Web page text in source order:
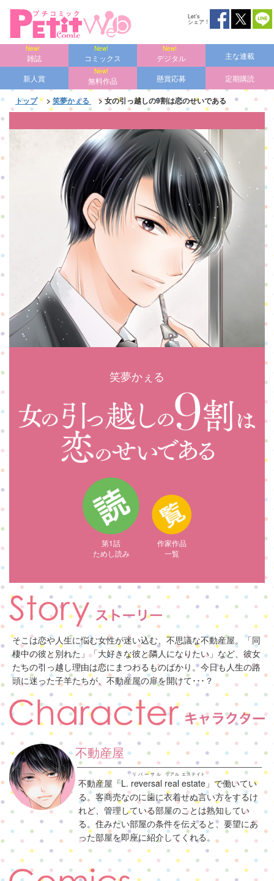
Let's
シェア !
雑誌 コミックス デジタル 主な連載
新人賞 無料作品 懸賞応募 定期購読
トップ> 笑夢かぇる > 女の引っ越しの9割は恋のせいである
笑夢かぇる
第1話
ためし読み
作家作品
一覧
そこは恋や人生に悩む女性が迷い込む、不思議な不動産屋。「同
棲中の彼と別れた」「大好きな彼と隣人になりたい」など、彼女
たちの引っ越し理由は恋にまつわるものばかり。今日も人生の路
頭に迷った子羊たちが、不動産屋の扉を開けて･･･？
不動産屋
不動産屋「L. reversal
リバーサル
real
リアル
estate
エステイト
」で働いてい
る。客商売なのに歯に衣着せぬ言い方をするけ
れど、管理している部屋のことは熟知してい
る。住みたい部屋の条件を伝えると、要望にあ
った部屋を即座に紹介してくれる。